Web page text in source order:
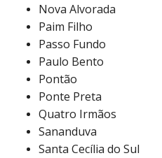
Nova Alvorada
Paim Filho
Passo Fundo
Paulo Bento
Pontão
Ponte Preta
Quatro Irmãos
Sananduva
Santa Cecília do Sul